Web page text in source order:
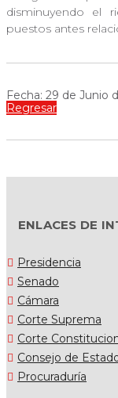
disminuyendo el
puestos antes
Fecha: 29 de Junio
Regresar
ENLACES DE
Presidencia
Senado
Cámara
Corte Suprema
Corte
Consejo de
Procuraduría